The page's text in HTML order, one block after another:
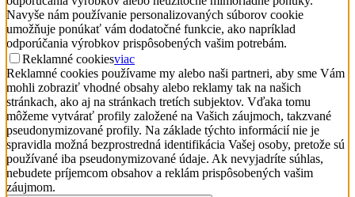
Navyše nám používanie personalizovaných súborov cookie
umožňuje ponúkať vám dodatočné funkcie, ako napríklad
odporúčania výrobkov prispôsobených vašim potrebám.
Reklamné cookiesviac
Reklamné cookies používame my alebo naši partneri, aby sme Vám
mohli zobraziť vhodné obsahy alebo reklamy tak na našich
stránkach, ako aj na stránkach tretích subjektov. Vďaka tomu
môžeme vytvárať profily založené na Vašich záujmoch, takzvané
pseudonymizované profily. Na základe týchto informácií nie je
spravidla možná bezprostredná identifikácia Vašej osoby, pretože sú
používané iba pseudonymizované údaje. Ak nevyjadríte súhlas,
nebudete príjemcom obsahov a reklám prispôsobených vašim
záujmom.